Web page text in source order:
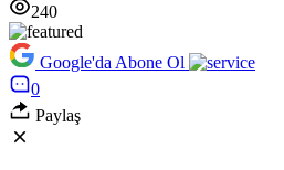
240
Google'da Abone Ol
0
Paylaş